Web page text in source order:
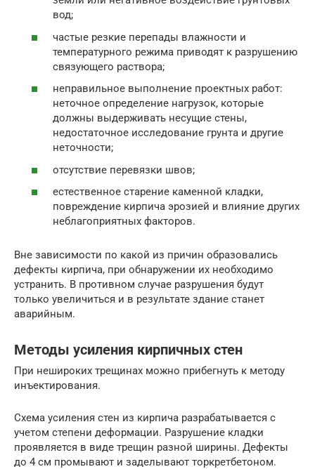
вод;
частые резкие перепады влажности и
температурного режима приводят к разрушению
связующего раствора;
неправильное выполнение проектных работ:
неточное определение нагрузок, которые
должны выдерживать несущие стены,
недостаточное исследование грунта и другие
неточности;
отсутствие перевязки швов;
естественное старение каменной кладки,
повреждение кирпича эрозией и влияние других
неблагоприятных факторов.
Вне зависимости по какой из причин образовались
дефекты кирпича, при обнаружении их необходимо
устранить. В противном случае разрушения будут
только увеличиться и в результате здание станет
аварийным.
Методы усиления кирпичных стен
При нешироких трещинах можно прибегнуть к методу
инъектирования.
Схема усиления стен из кирпича разрабатывается с
учетом степени деформации. Разрушение кладки
проявляется в виде трещин разной ширины. Дефекты
до 4 см промывают и заделывают торкретбетоном.